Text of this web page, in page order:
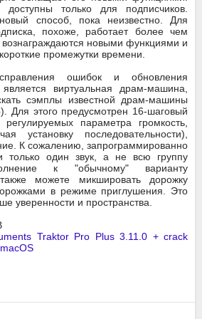
только для подписчиков.
способ, пока неизвестно. Для
похоже, работает более чем
новыми функциями и
промежутки времени.
ошибок и обновления
является виртуальная драм-машина,
сэмплы известной драм-машины
Для этого предусмотрен 16-шаговый
параметра громкость,
установку последовательности),
К сожалению, запрограммированно
только один звук, а не всю группу
к "обычному" варианту
можете микшировать дорожку
в режиме приглушения. Это
уверенности и пространства.
Traktor Pro Plus 3.11.0 + crack